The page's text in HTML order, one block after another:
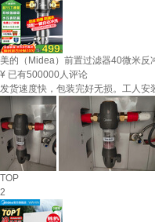
美的（Midea）前置过滤器40微米反
¥ 已有500000人评论
发货速度快，包装完好无损。工人安
TOP
2